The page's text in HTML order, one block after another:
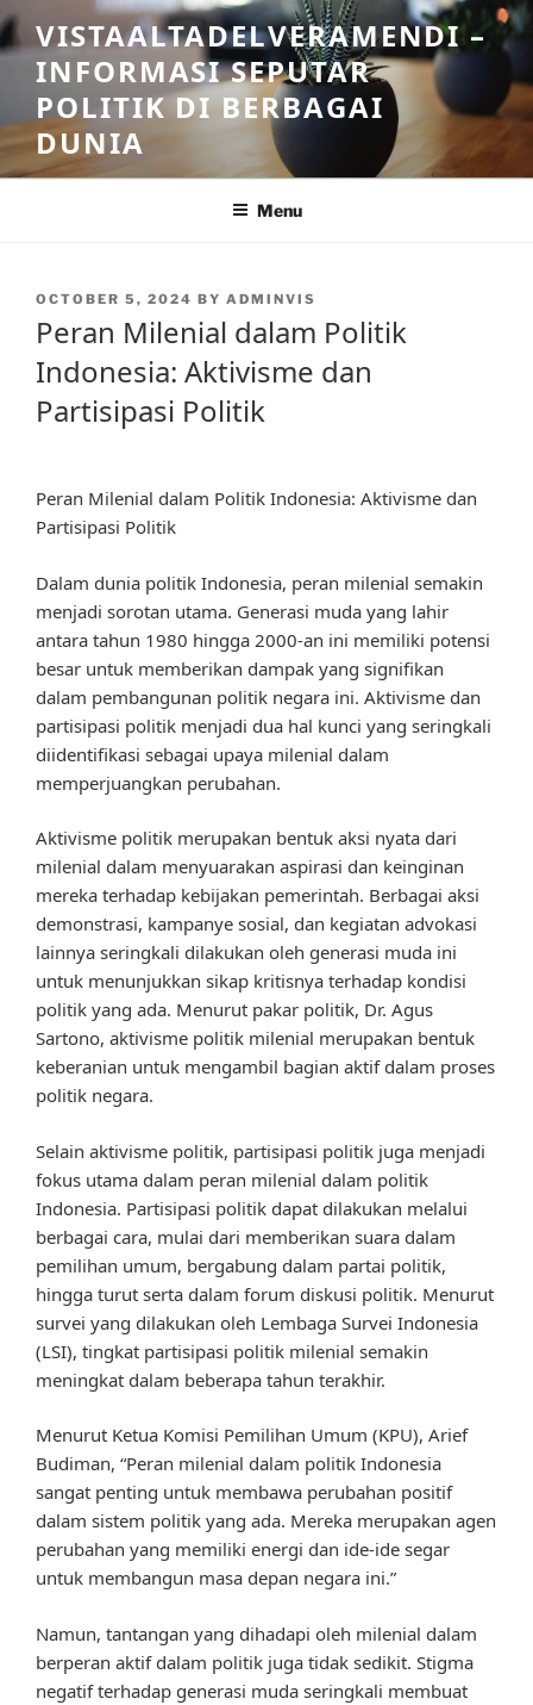
Skip
to
content
VISTAALTADELVERAMENDI –
INFORMASI SEPUTAR
POLITIK DI BERBAGAI
DUNIA
Menu
POSTED
OCTOBER 5, 2024 BY ADMINVIS
Peran Milenial dalam Politik
Indonesia: Aktivisme dan
Partisipasi Politik
Peran Milenial dalam Politik Indonesia: Aktivisme dan
Partisipasi Politik
Dalam dunia politik Indonesia, peran milenial semakin
menjadi sorotan utama. Generasi muda yang lahir
antara tahun 1980 hingga 2000-an ini memiliki potensi
besar untuk memberikan dampak yang signifikan
dalam pembangunan politik negara ini. Aktivisme dan
partisipasi politik menjadi dua hal kunci yang seringkali
diidentifikasi sebagai upaya milenial dalam
memperjuangkan perubahan.
Aktivisme politik merupakan bentuk aksi nyata dari
milenial dalam menyuarakan aspirasi dan keinginan
mereka terhadap kebijakan pemerintah. Berbagai aksi
demonstrasi, kampanye sosial, dan kegiatan advokasi
lainnya seringkali dilakukan oleh generasi muda ini
untuk menunjukkan sikap kritisnya terhadap kondisi
politik yang ada. Menurut pakar politik, Dr. Agus
Sartono, aktivisme politik milenial merupakan bentuk
keberanian untuk mengambil bagian aktif dalam proses
politik negara.
Selain aktivisme politik, partisipasi politik juga menjadi
fokus utama dalam peran milenial dalam politik
Indonesia. Partisipasi politik dapat dilakukan melalui
berbagai cara, mulai dari memberikan suara dalam
pemilihan umum, bergabung dalam partai politik,
hingga turut serta dalam forum diskusi politik. Menurut
survei yang dilakukan oleh Lembaga Survei Indonesia
(LSI), tingkat partisipasi politik milenial semakin
meningkat dalam beberapa tahun terakhir.
Menurut Ketua Komisi Pemilihan Umum (KPU), Arief
Budiman, “Peran milenial dalam politik Indonesia
sangat penting untuk membawa perubahan positif
dalam sistem politik yang ada. Mereka merupakan agen
perubahan yang memiliki energi dan ide-ide segar
untuk membangun masa depan negara ini.”
Namun, tantangan yang dihadapi oleh milenial dalam
berperan aktif dalam politik juga tidak sedikit. Stigma
negatif terhadap generasi muda seringkali membuat